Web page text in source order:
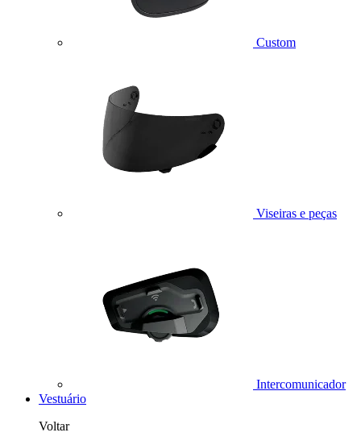
Custom
Viseiras e peças
Intercomunicador
Vestuário
Voltar